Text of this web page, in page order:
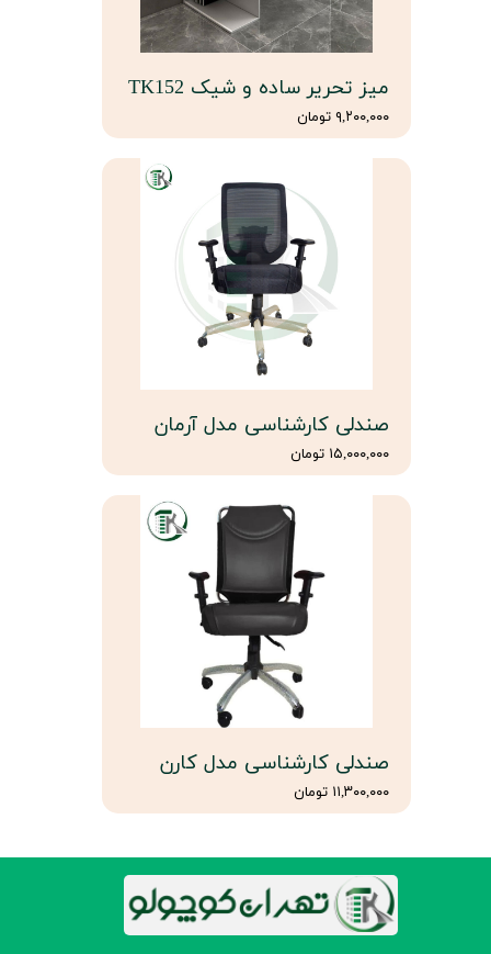
میز تحریر ساده و شیک TK152
۹,۲۰۰,۰۰۰ تومان
صندلی کارشناسی مدل آرمان
۱۵,۰۰۰,۰۰۰ تومان
صندلی کارشناسی مدل کارن
۱۱,۳۰۰,۰۰۰ تومان